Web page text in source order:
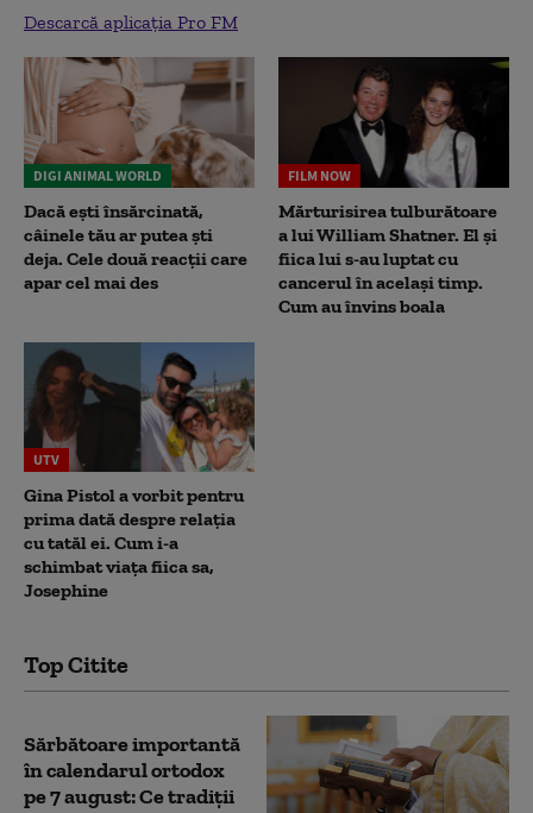
Descarcă aplicația Pro FM
DIGI ANIMAL WORLD
Dacă ești însărcinată,
câinele tău ar putea ști
deja. Cele două reacții care
apar cel mai des
FILM NOW
Mărturisirea tulburătoare
a lui William Shatner. El și
fiica lui s-au luptat cu
cancerul în același timp.
Cum au învins boala
UTV
Gina Pistol a vorbit pentru
prima dată despre relația
cu tatăl ei. Cum i-a
schimbat viața fiica sa,
Josephine
Top Citite
Sărbătoare importantă
în calendarul ortodox
pe 7 august: Ce tradiții